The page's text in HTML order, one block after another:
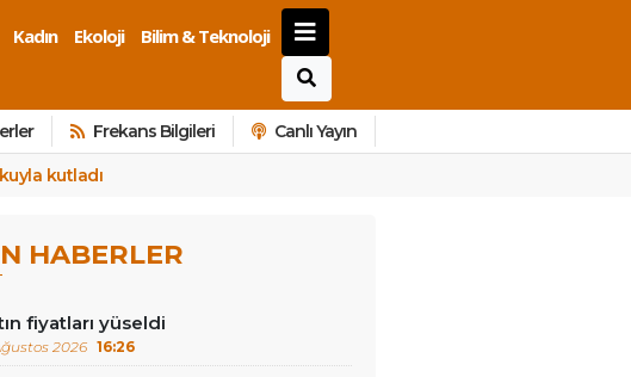
Kadın Ekoloji
Bilim & Teknoloji
Frekans Bilgileri Canlı Yayın
kutladı
HABERLER
fiyatları yüseldi
2026 16:26